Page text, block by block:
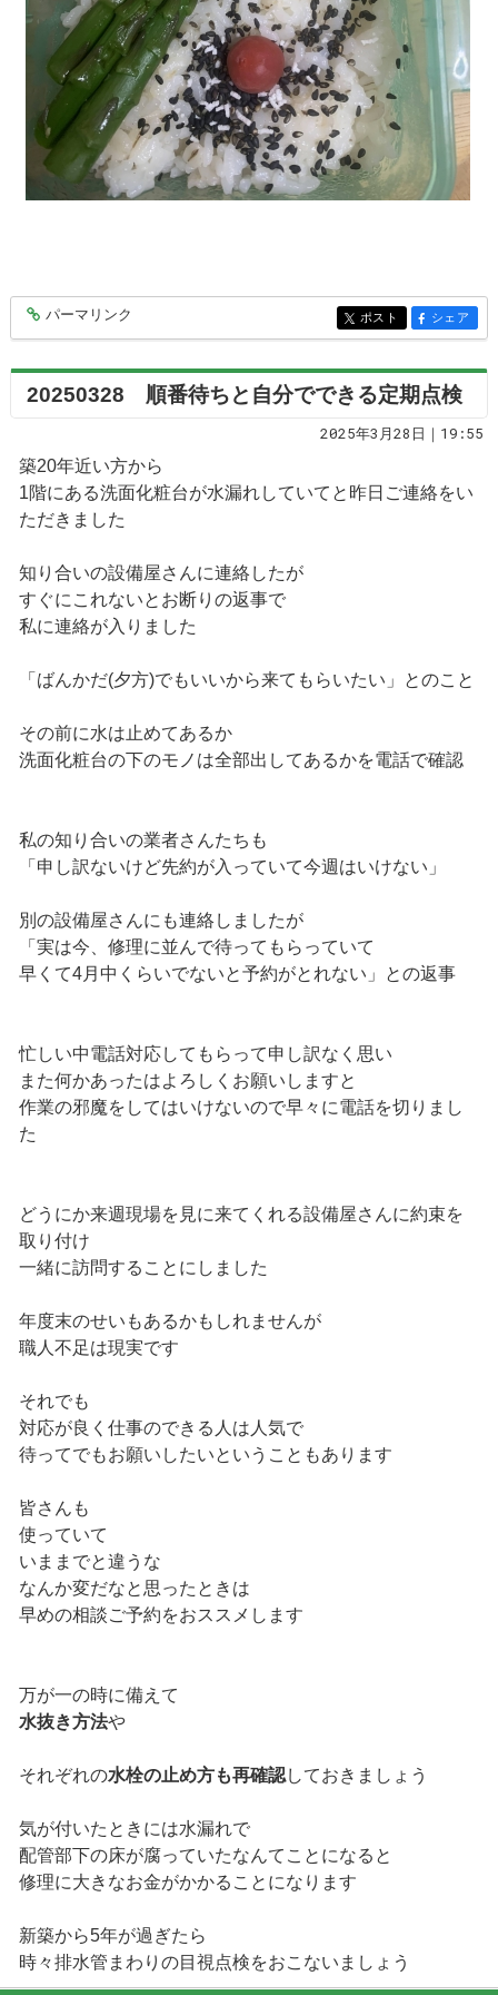
entry9552
パーマリンク entry9552
ポスト entry9552
シェア
20250328 順番待ちと自分でできる定期点検
2025年3月28日｜19:55
築20年近い方から
1階にある洗面化粧台が水漏れしていてと昨日ご連絡をい
ただきました
知り合いの設備屋さんに連絡したが
すぐにこれないとお断りの返事で
私に連絡が入りました
「ばんかだ(夕方)でもいいから来てもらいたい」とのこと
その前に水は止めてあるか
洗面化粧台の下のモノは全部出してあるかを電話で確認
私の知り合いの業者さんたちも
「申し訳ないけど先約が入っていて今週はいけない」
別の設備屋さんにも連絡しましたが
「実は今、修理に並んで待ってもらっていて
早くて4月中くらいでないと予約がとれない」との返事
忙しい中電話対応してもらって申し訳なく思い
また何かあったはよろしくお願いしますと
作業の邪魔をしてはいけないので早々に電話を切りまし
た
どうにか来週現場を見に来てくれる設備屋さんに約束を
取り付け
一緒に訪問することにしました
年度末のせいもあるかもしれませんが
職人不足は現実です
それでも
対応が良く仕事のできる人は人気で
待ってでもお願いしたいということもあります
皆さんも
使っていて
いままでと違うな
なんか変だなと思ったときは
早めの相談ご予約をおススメします
万が一の時に備えて
水抜き方法や
それぞれの水栓の止め方も再確認しておきましょう
気が付いたときには水漏れで
配管部下の床が腐っていたなんてことになると
修理に大きなお金がかかることになります
新築から5年が過ぎたら
時々排水管まわりの目視点検をおこないましょう